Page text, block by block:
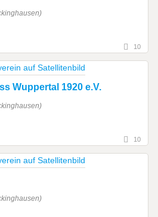
10
Wuppertal 1920 e.V.
10